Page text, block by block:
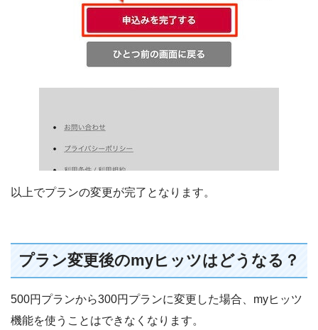
以上でプランの変更が完了となります。
プラン変更後のmyヒッツはどうなる？
500円プランから300円プランに変更した場合、myヒッツ
機能を使うことはできなくなります。